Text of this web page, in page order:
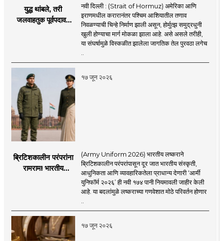
युद्ध थांबले, तरी
जलवाहतुक पूर्वपदावर
चिंता.
नवी दिल्ली : (Strait of Hormuz) अमेरिका आणि
इराणमधील करारानंतर पश्चिम आशियातील तणाव
निवळण्याची चिन्हे निर्माण झाली असून, होर्मुत्झ समुद्रधुनी
खुली होण्याचा मार्ग मोकळा झाला आहे. असे असले तरीही,
या संघर्षामुळे विस्कळीत झालेला जागतिक तेल पुरवठा लगेच
१७ जून २०२६
ब्रिटिशकालीन परंपरांना
रामराम! भारतीय
(Army Uniform 2026) भारतीय लष्कराने
ब्रिटिशकालीन परंपरांपासून दूर जात भारतीय संस्कृती,
आधुनिकता आणि व्यावहारिकतेला प्राधान्य देणारी ‘आर्मी
युनिफॉर्म २०२६’ ही नवी १७४ पानी नियमावली जाहीर केली
आहे. या बदलांमुळे लष्कराच्या गणवेशात मोठे परिवर्तन होणार
१७ जून २०२६